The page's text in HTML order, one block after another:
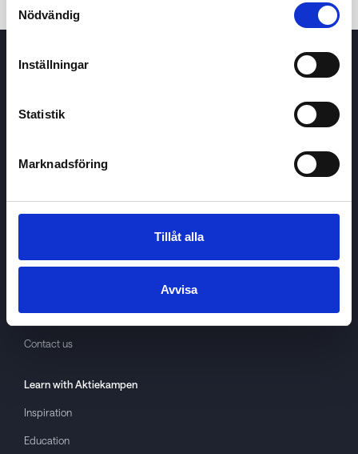
Nödvändig
Inställningar
Statistik
Marknadsföring
Tillåt alla
Avvisa
AboutAktiekampen
About cookies
GDPR
Contact us
Learn with Aktiekampen
Inspiration
Education